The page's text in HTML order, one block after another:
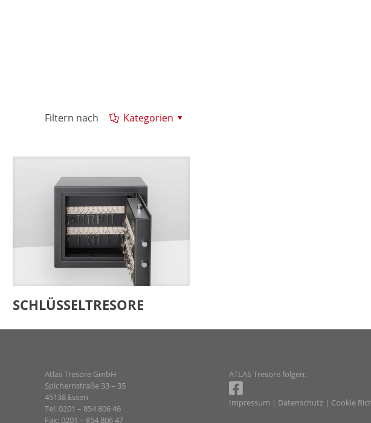
Filtern nach Kategorien
SCHLÜSSEL­TRESORE
Atlas Tresore GmbH
Spichernstraße 33 – 35
45138 Essen
Tel: 0201 – 854 806 46
Fax: 0201 – 854 806 47
ATLAS Tresore folgen:
Impressum | Datenschutz | Cookie